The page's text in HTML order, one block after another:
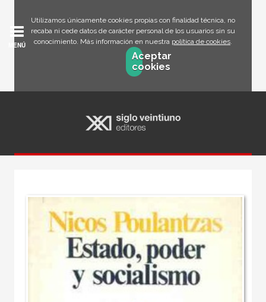
Utilizamos únicamente cookies propias con finalidad técnica, no
recaba ni cede datos de carácter personal de los usuarios sin su
conocimiento. Más información en nuestra política de cookies.
Aceptar
cookies
MENÚ